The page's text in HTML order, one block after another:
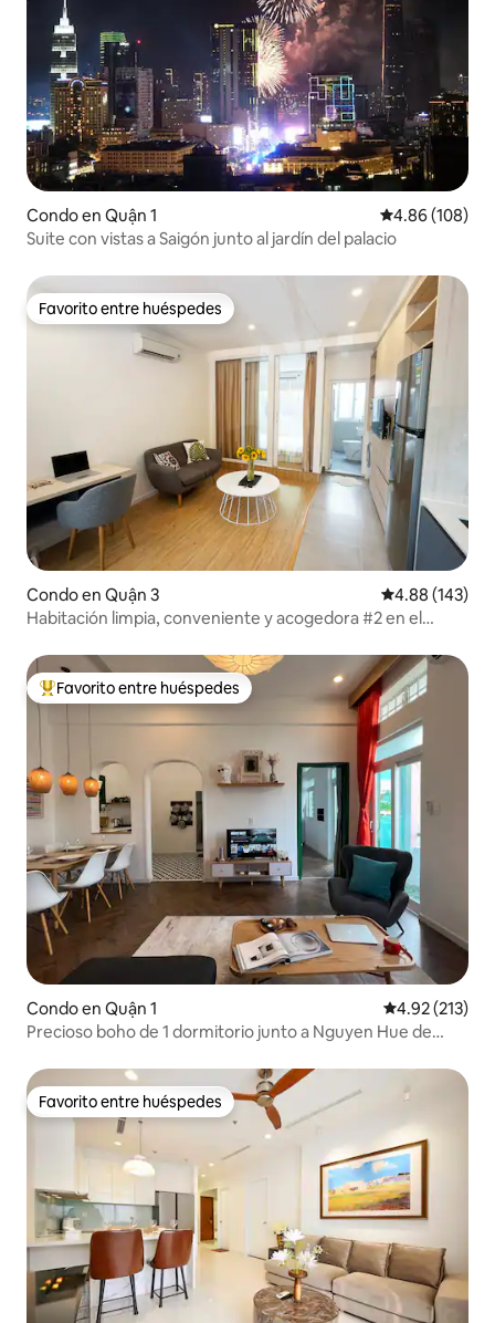
Condo en Quận 1 Calificación
4.86 (108)
Suite con vistas a Saigón junto al jardín del palacio
Favorito entre huéspedes
Favorito entre huéspedes
Condo en Quận 3 Calificación
4.88 (143)
Habitación limpia, conveniente y acogedora #2 en el
Favorito entre huéspedes preferido
Favorito entre huéspedes
Condo en Quận 1 Calificación
4.92 (213)
Precioso boho de 1 dormitorio junto a Nguyen Hue de
Favorito entre huéspedes
Favorito entre huéspedes